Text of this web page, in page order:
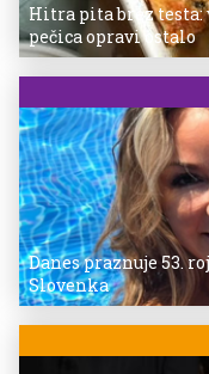
Hitra pita brez testa:
pečica opravi ostalo
Danes praznuje 53.
Slovenka